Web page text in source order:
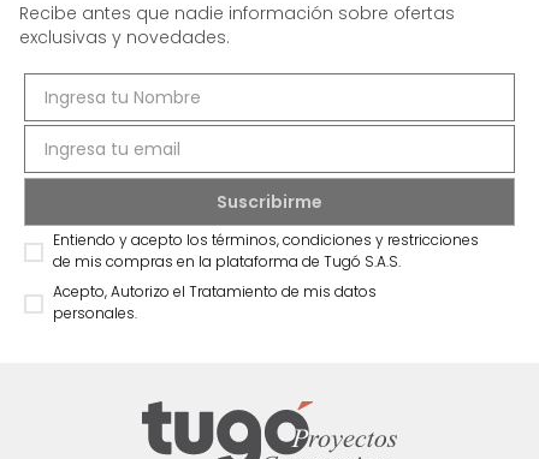
Recibe antes que nadie información sobre ofertas
exclusivas y novedades.
Entiendo y acepto los términos, condiciones y restricciones
de mis compras en la plataforma de Tugó S.A.S.
Acepto, Autorizo el Tratamiento de mis datos
personales.